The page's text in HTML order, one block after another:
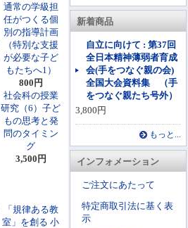
新着商品
自立に向けて : 第37回
全日本精神薄弱者育成
会(手をつなぐ親の会)
全国大会資料集 （手
をつなぐ親たち号外）
3,800円
もっと...
インフォメーション
ご注文にあたって
特定商取引法に基く表
示
通常の学級担
任がつくる個
別の指導計画
（特別な支援
が必要な子ど
もたちへ1）
800円
社会科の授業
研究（6）子ど
もの思考と発
問のタイミン
グ
3,500円
「規律ある教
室」を創る 小